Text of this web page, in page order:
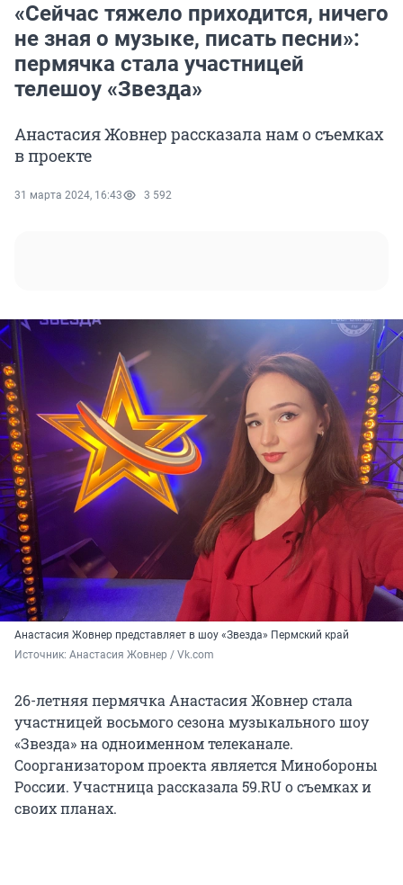
«Сейчас тяжело приходится, ничего
не зная о музыке, писать песни»:
пермячка стала участницей
телешоу «Звезда»
Анастасия Жовнер рассказала нам о съемках
в проекте
31 марта 2024, 16:43 3 592
Анастасия Жовнер представляет в шоу «Звезда» Пермский край
Источник: Анастасия Жовнер / Vk.com
26-летняя пермячка Анастасия Жовнер стала
участницей восьмого сезона музыкального шоу
«Звезда» на одноименном телеканале.
Соорганизатором проекта является Минобороны
России. Участница рассказала 59.RU о съемках и
своих планах.